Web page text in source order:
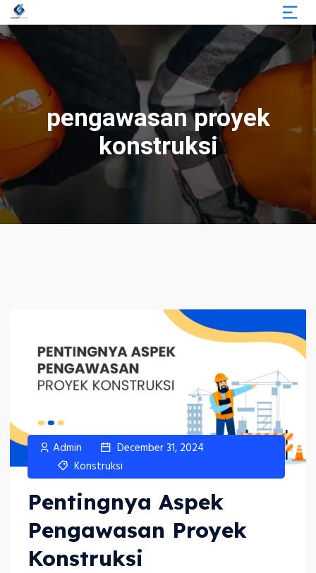
pengawasan proyek
konstruksi
Admin
December 31, 2024
Konstruksi
Pentingnya Aspek
Pengawasan Proyek
Konstruksi